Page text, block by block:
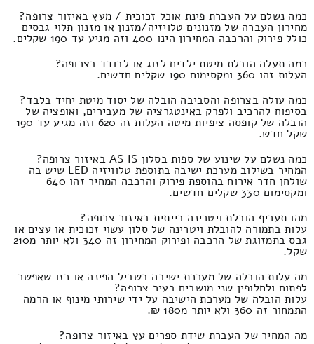
כמה נשלם על העברת פינת אוכל זכוכית / מעץ באיזור צרופה?
מחירון העברה של מזנונים טלויזיה/מזנון או מזנון תלוי גבסים
כולל פירוק והרכבה המחירון הינו 400 וזה מגיע עד 190 שקלים.
כמה תעלה הובלת מיטת ילדים לזוג או לבודד בצרופה?
העלות זהו 360 ומקסימום 190 שקלים חדשים.
כמה עולה בצרופה והסביבה הובלה של יסוד מיטת יחיד בלבד?
בסיפוח להרכיב ולפרק באינטגרציה של מעבירים, ואופציה של
הובלה של קופסה ציפיות מיטה העלות זה 620 וזה מגיע עד 190
שקל חדש.
כמה נשלם על שינוע של ספות בסלון AS IS באיזור צרופה?
המחיר בשילוב מערכת ישיבה בתוספת טלוויזיה LED שיש בה
שולחן חדר אירוח בהוספת פירוק והרכבה המחיר זהו 640
ומקסימום 330 שקלים חדשים.
מהו תעריף הובלת ויטרינה בייתית באיזור צרופה?
עלות בתמורה להובלת ויטרינה של סלון עשוי זכוכית או עצים או
גבס בתמזוגת של הרכבה ופירוק המחירון זה 340 ולא יותר מ210
שקל.
מה עלות הובלה של מערכת ישיבה בשביל הפינה או כזו שאפשר
לפתוח ולחלופין שני מושבים בעיר צרופה?
עלות הובלה של מערכת הישיבה על ידי שירותי מינוף או הרמה
התמחור זה 360 ולא יותר מ180 ₪.
מה המחיר של העברת שידת ספרים עץ באיזור צרופה?